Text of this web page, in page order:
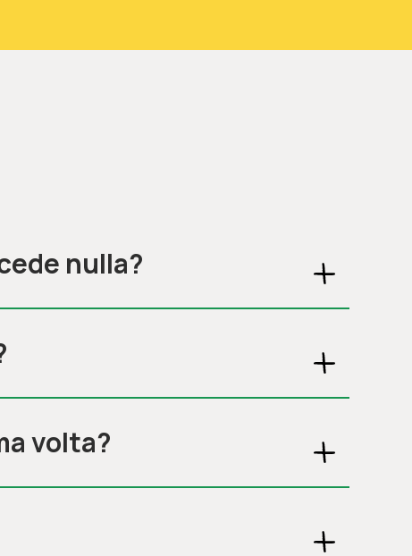
nulla?
volta?